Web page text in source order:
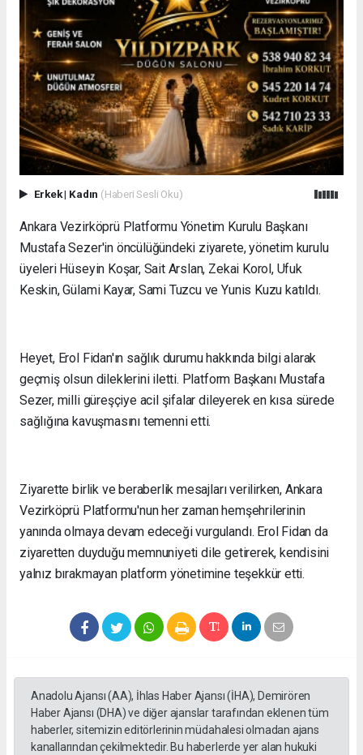
Erkek| Kadın (Haberi Sesli Oku)
Ankara Vezirköprü Platformu Yönetim Kurulu Başkanı
Mustafa Sezer'in öncülüğündeki ziyarete, yönetim kurulu
üyeleri Hüseyin Koşar, Sait Arslan, Zekai Korol, Ufuk
Keskin, Gülami Kayar, Sami Tuzcu ve Yunis Kuzu katıldı.
Heyet, Erol Fidan'ın sağlık durumu hakkında bilgi alarak
geçmiş olsun dileklerini iletti. Platform Başkanı Mustafa
Sezer, milli güreşçiye acil şifalar dileyerek en kısa sürede
sağlığına kavuşmasını temenni etti.
Ziyarette birlik ve beraberlik mesajları verilirken, Ankara
Vezirköprü Platformu'nun her zaman hemşehrilerinin
yanında olmaya devam edeceği vurgulandı. Erol Fidan da
ziyaretten duyduğu memnuniyeti dile getirerek, kendisini
yalnız bırakmayan platform yönetimine teşekkür etti.
Anadolu Ajansı (AA), İhlas Haber Ajansı (İHA), Demirören
Haber Ajansı (DHA) ve diğer ajanslar tarafından eklenen tüm
haberler, sitemizin editörlerinin müdahalesi olmadan ajans
kanallarından çekilmektedir. Bu haberlerde yer alan hukuki